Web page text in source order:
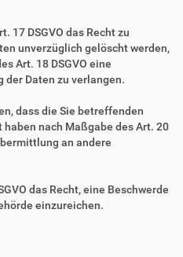
17 DSGVO das Recht zu
unverzüglich gelöscht werden,
Art. 18 DSGVO eine
der Daten zu verlangen.
dass die Sie betreffenden
nach Maßgabe des Art. 20
an andere
das Recht, eine Beschwerde
einzureichen.